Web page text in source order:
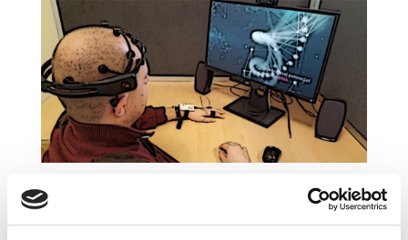
Deklaracje kontra rzeczywistość – czyli
po co nam neuromarketing?
sie 29, 2019|Artykuły,Wiedza